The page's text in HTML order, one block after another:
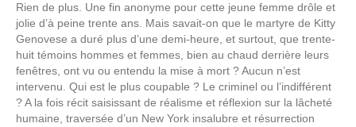
Rien de plus. Une fin anonyme pour cette jeune femme drôle et
jolie d’à peine trente ans. Mais savait-on que le martyre de Kitty
Genovese a duré plus d’une demi-heure, et surtout, que trente-
huit témoins hommes et femmes, bien au chaud derrière leurs
fenêtres, ont vu ou entendu la mise à mort ? Aucun n’est
intervenu. Qui est le plus coupable ? Le criminel ou l’indifférent
? A la fois récit saisissant de réalisme et réflexion sur la lâcheté
humaine, traversée d’un New York insalubre et résurrection